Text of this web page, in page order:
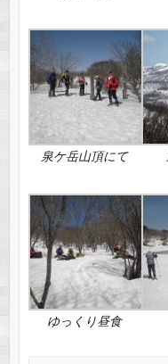
泉ケ岳山頂にて
ゆっくり昼食